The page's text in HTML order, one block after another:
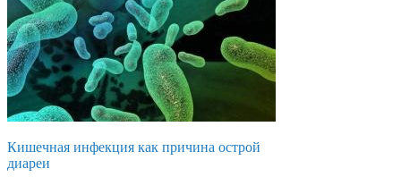
Кишечная инфекция как причина острой
диареи